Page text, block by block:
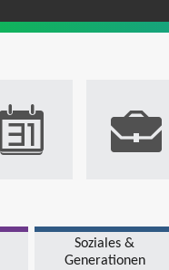
Soziales &
Generationen